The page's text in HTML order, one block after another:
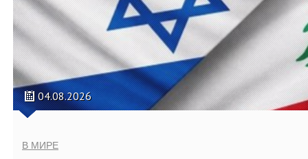
04.08.2026
В МИРЕ